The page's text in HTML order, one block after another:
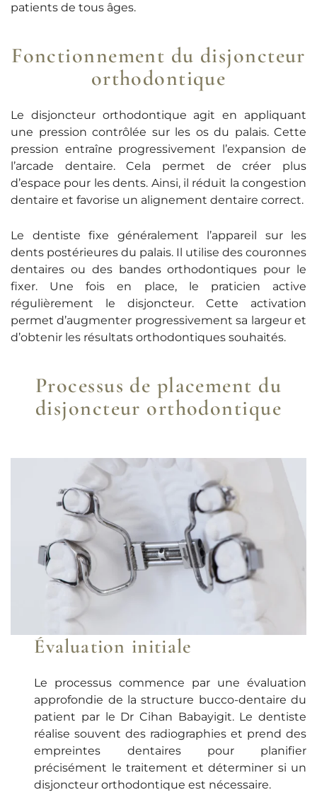
patients de tous âges.
Fonctionnement du disjoncteur
orthodontique
Le disjoncteur orthodontique agit en appliquant
une pression contrôlée sur les os du palais. Cette
pression entraîne progressivement l’expansion de
l’arcade dentaire. Cela permet de créer plus
d’espace pour les dents. Ainsi, il réduit la congestion
dentaire et favorise un alignement dentaire correct.
Le dentiste fixe généralement l’appareil sur les
dents postérieures du palais. Il utilise des couronnes
dentaires ou des bandes orthodontiques pour le
fixer. Une fois en place, le praticien active
régulièrement le disjoncteur. Cette activation
permet d’augmenter progressivement sa largeur et
d’obtenir les résultats orthodontiques souhaités.
Processus de placement du
disjoncteur orthodontique
Évaluation initiale
Le processus commence par une évaluation
approfondie de la structure bucco-dentaire du
patient par le Dr Cihan Babayigit. Le dentiste
réalise souvent des radiographies et prend des
empreintes dentaires pour planifier
précisément le traitement et déterminer si un
disjoncteur orthodontique est nécessaire.